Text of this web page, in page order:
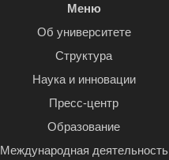
Меню
Об университете
Структура
Наука и инновации
Пресс-центр
Образование
Международная деятельность